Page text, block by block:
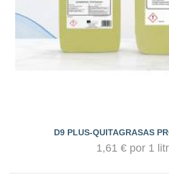
D9 PLUS-QUITAGRASAS
1,61 € por 1